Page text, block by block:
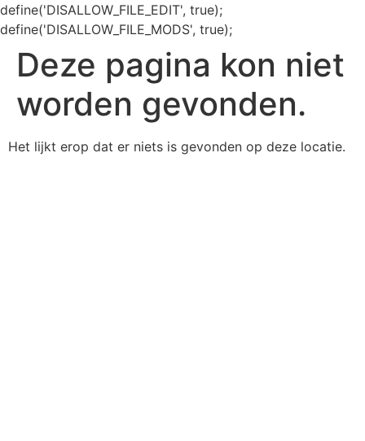
define('DISALLOW_FILE_EDIT', true);
define('DISALLOW_FILE_MODS', true);
Deze pagina kon niet
worden gevonden.
Het lijkt erop dat er niets is gevonden op deze locatie.